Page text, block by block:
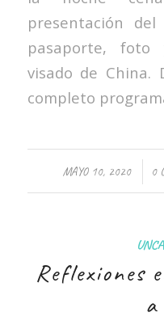
presentación
pasaporte,
visado de China.
completo
MAYO 10, 2020
/ 0
Reflexiones